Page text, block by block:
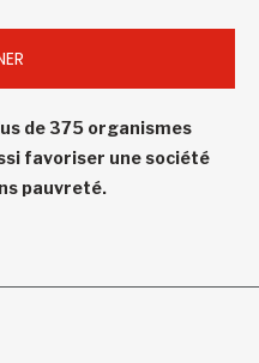
de 375 organismes
favoriser une société
pauvreté.